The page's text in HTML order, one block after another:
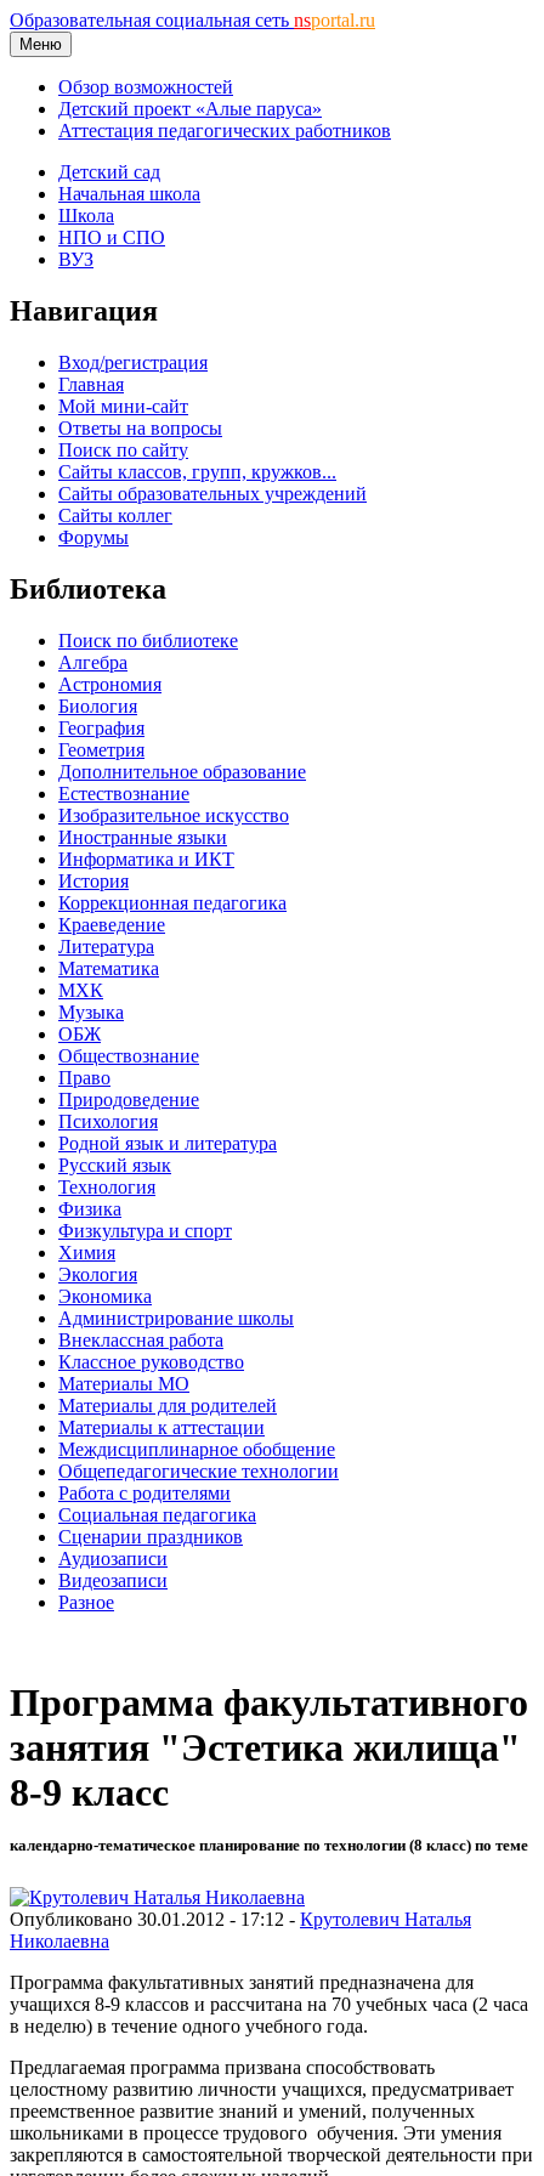
Образовательная социальная сеть nsportal.ru
Меню
Обзор возможностей
Детский проект «Алые паруса»
Аттестация педагогических работников
Детский сад
Начальная школа
Школа
НПО и СПО
ВУЗ
Навигация
Вход/регистрация
Главная
Мой мини-сайт
Ответы на вопросы
Поиск по сайту
Сайты классов, групп, кружков...
Сайты образовательных учреждений
Сайты коллег
Форумы
Библиотека
Поиск по библиотеке
Алгебра
Астрономия
Биология
География
Геометрия
Дополнительное образование
Естествознание
Изобразительное искусство
Иностранные языки
Информатика и ИКТ
История
Коррекционная педагогика
Краеведение
Литература
Математика
МХК
Музыка
ОБЖ
Обществознание
Право
Природоведение
Психология
Родной язык и литература
Русский язык
Технология
Физика
Физкультура и спорт
Химия
Экология
Экономика
Администрирование школы
Внеклассная работа
Классное руководство
Материалы МО
Материалы для родителей
Материалы к аттестации
Междисциплинарное обобщение
Общепедагогические технологии
Работа с родителями
Социальная педагогика
Сценарии праздников
Аудиозаписи
Видеозаписи
Разное
Программа факультативного
занятия "Эстетика жилища"
8-9 класс
календарно-тематическое планирование по технологии (8 класс) по теме
Опубликовано 30.01.2012 - 17:12 - Крутолевич Наталья
Николаевна
Программа факультативных занятий предназначена для
учащихся 8-9 классов и рассчитана на 70 учебных часа (2 часа
в неделю) в течение одного учебного года.
Предлагаемая программа призвана способствовать
целостному развитию личности учащихся, предусматривает
преемственное развитие знаний и умений, полученных
школьниками в процессе трудового обучения. Эти умения
закрепляются в самостоятельной творческой деятельности при